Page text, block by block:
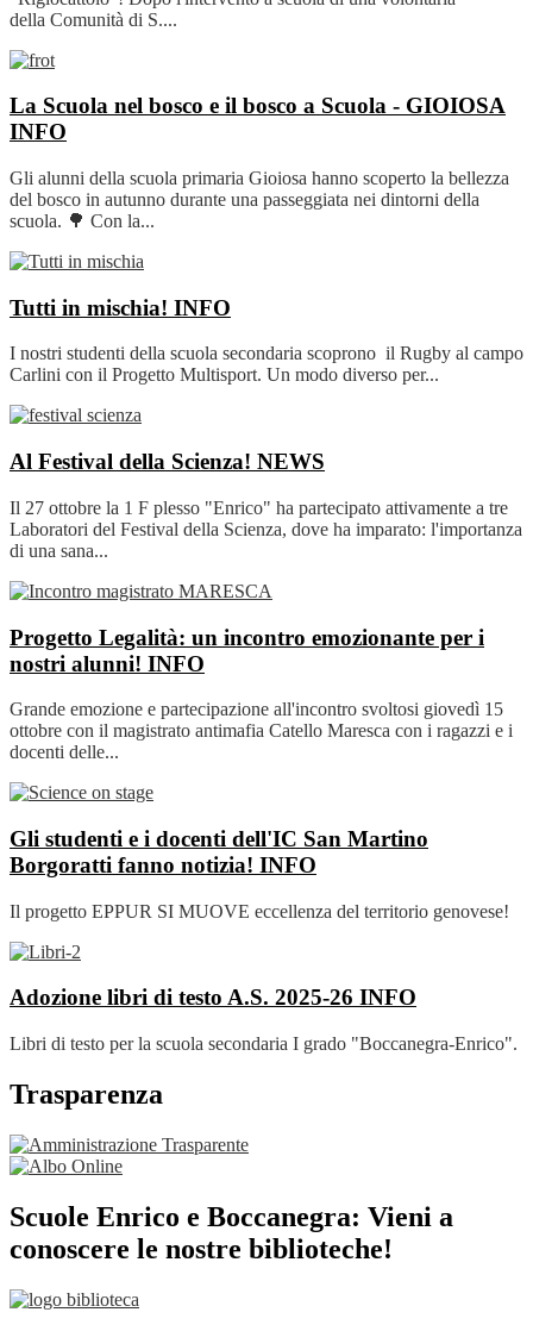
della Comunità di S....
La Scuola nel bosco e il bosco a Scuola - GIOIOSA
INFO
Gli alunni della scuola primaria Gioiosa hanno scoperto la bellezza
del bosco in autunno durante una passeggiata nei dintorni della
scuola. 🌳 Con la...
Tutti in mischia! INFO
I nostri studenti della scuola secondaria scoprono il Rugby al campo
Carlini con il Progetto Multisport. Un modo diverso per...
Al Festival della Scienza! NEWS
Il 27 ottobre la 1 F plesso "Enrico" ha partecipato attivamente a tre
Laboratori del Festival della Scienza, dove ha imparato: l'importanza
di una sana...
Progetto Legalità: un incontro emozionante per i
nostri alunni! INFO
Grande emozione e partecipazione all'incontro svoltosi giovedì 15
ottobre con il magistrato antimafia Catello Maresca con i ragazzi e i
docenti delle...
Gli studenti e i docenti dell'IC San Martino
Borgoratti fanno notizia! INFO
Il progetto EPPUR SI MUOVE eccellenza del territorio genovese!
Adozione libri di testo A.S. 2025-26 INFO
Libri di testo per la scuola secondaria I grado "Boccanegra-Enrico".
Trasparenza
Scuole Enrico e Boccanegra: Vieni a
conoscere le nostre biblioteche!